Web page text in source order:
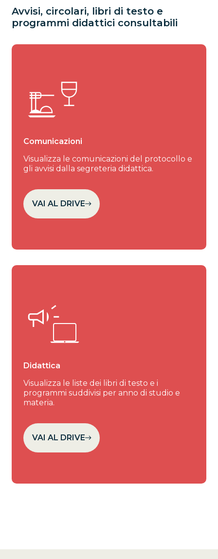
Avvisi, circolari, libri di testo e
programmi didattici consultabili
Comunicazioni
Visualizza le comunicazioni del protocollo e
gli avvisi dalla segreteria didattica.
VAI AL DRIVE
Didattica
Visualizza le liste dei libri di testo e i
programmi suddivisi per anno di studio e
materia.
VAI AL DRIVE